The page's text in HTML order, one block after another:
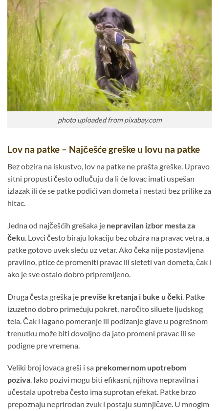
photo uploaded from pixabay.com
Lov na patke – Najčešće greške u lovu na patke
Bez obzira na iskustvo, lov na patke ne prašta greške. Upravo
sitni propusti često odlučuju da li će lovac imati uspešan
izlazak ili će se patke podići van dometa i nestati bez prilike za
hitac.
Jedna od najčešćih grešaka je nepravilan izbor mesta za
čeku. Lovci često biraju lokaciju bez obzira na pravac vetra, a
patke gotovo uvek sleću uz vetar. Ako čeka nije postavljena
pravilno, ptice će promeniti pravac ili sleteti van dometa, čak i
ako je sve ostalo dobro pripremljeno.
Druga česta greška je previše kretanja i buke u čeki . Patke
izuzetno dobro primećuju pokret, naročito siluete ljudskog
tela. Čak i lagano pomeranje ili podizanje glave u pogrešnom
trenutku može biti dovoljno da jato promeni pravac ili se
podigne pre vremena.
Veliki broj lovaca greši i sa prekomernom upotrebom
poziva. Iako pozivi mogu biti efikasni, njihova nepravilna i
učestala upotreba često ima suprotan efekat. Patke brzo
prepoznaju neprirodan zvuk i postaju sumnjičave. U mnogim